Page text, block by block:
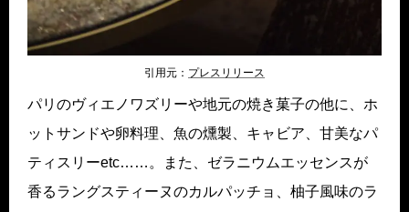
引用元： プレスリリ ース
パリのヴィエノワズリーや地元の焼き菓子の他に、ホ
ットサンドや卵料理、魚の燻製、キャビア、甘美なパ
ティスリーetc……。また、ゼラニウムエッセンスが
香るラングスティーヌのカルパッチョ、柚子風味のラ